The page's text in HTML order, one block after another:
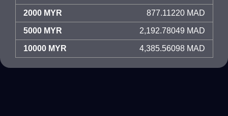
2000 MYR 877.11220 MAD
5000 MYR 2,192.78049 MAD
10000 MYR 4,385.56098 MAD